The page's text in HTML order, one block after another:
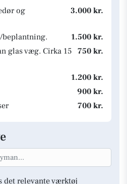
og
3.000 kr.
1.500 kr.
glas væg. Cirka 15 750 kr.
1.200 kr.
900 kr.
700 kr.
det relevante værktøj